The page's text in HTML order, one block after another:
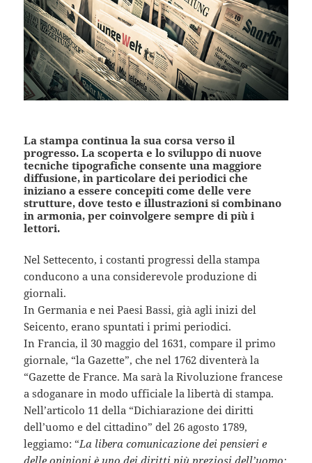
La stampa continua la sua corsa verso il
progresso. La scoperta e lo sviluppo di nuove
tecniche tipografiche consente una maggiore
diffusione, in particolare dei periodici che
iniziano a essere concepiti come delle vere
strutture, dove testo e illustrazioni si combinano
in armonia, per coinvolgere sempre di più i
lettori.
Nel Settecento, i costanti progressi della stampa
conducono a una considerevole produzione di
giornali.
In Germania e nei Paesi Bassi, già agli inizi del
Seicento, erano spuntati i primi periodici.
In Francia, il 30 maggio del 1631, compare il primo
giornale, “la Gazette”, che nel 1762 diventerà la
“Gazette de France. Ma sarà la Rivoluzione francese
a sdoganare in modo ufficiale la libertà di stampa.
Nell’articolo 11 della “Dichiarazione dei diritti
dell’uomo e del cittadino” del 26 agosto 1789,
leggiamo: “La libera comunicazione dei pensieri e